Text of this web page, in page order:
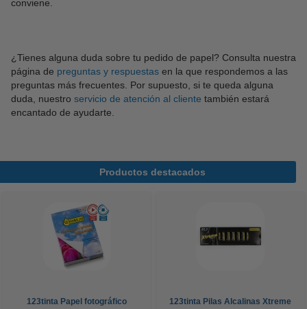
conviene.
¿Tienes alguna duda sobre tu pedido de papel? Consulta nuestra
página de preguntas y respuestas en la que respondemos a las
preguntas más frecuentes. Por supuesto, si te queda alguna
duda, nuestro servicio de atención al cliente también estará
encantado de ayudarte.
Productos destacados
123tinta Papel fotográfico
123tinta Pilas Alcalinas Xtreme